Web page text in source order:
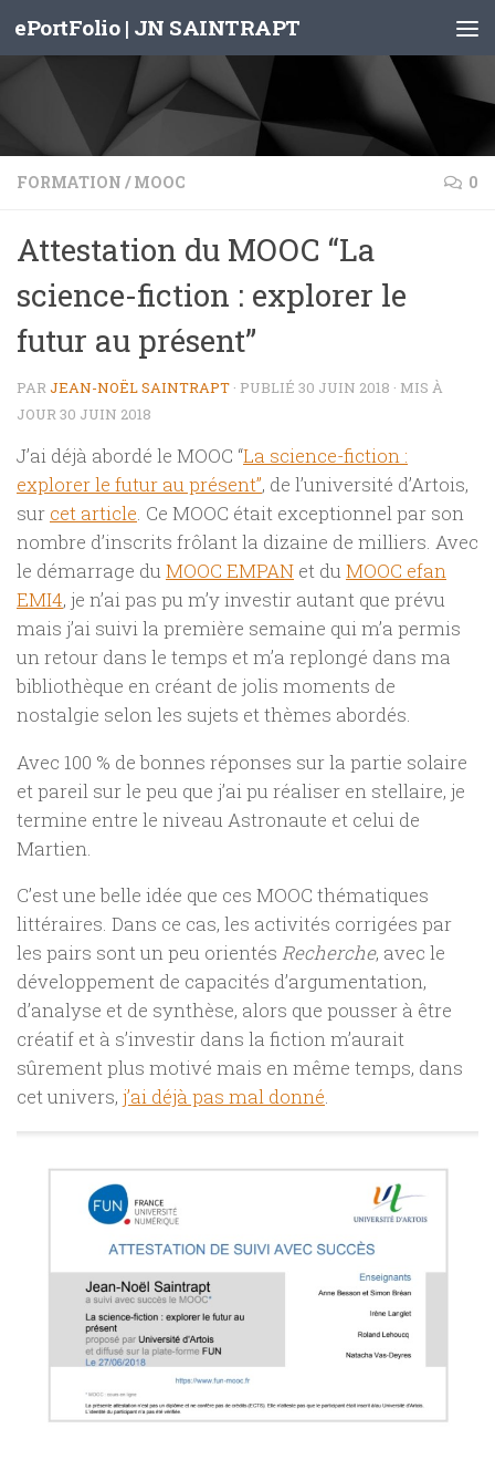
Skip to content
ePortFolio | JN SAINTRAPT
FORMATION / MOOC 0
Attestation du MOOC “La
science-fiction : explorer le
futur au présent”
PARJEAN-NOËL SAINTRAPT · PUBLIÉ 30 JUIN 2018 · MIS À
JOUR30 JUIN 2018
J’ai déjà abordé le MOOC “La science-fiction :
explorer le futur au présent”, de l’université d’Artois,
sur cet article. Ce MOOC était exceptionnel par son
nombre d’inscrits frôlant la dizaine de milliers. Avec
le démarrage du MOOC EMPAN et du MOOC efan
EMI4, je n’ai pas pu m’y investir autant que prévu
mais j’ai suivi la première semaine qui m’a permis
un retour dans le temps et m’a replongé dans ma
bibliothèque en créant de jolis moments de
nostalgie selon les sujets et thèmes abordés.
Avec 100 % de bonnes réponses sur la partie solaire
et pareil sur le peu que j’ai pu réaliser en stellaire, je
termine entre le niveau Astronaute et celui de
Martien.
C’est une belle idée que ces MOOC thématiques
littéraires. Dans ce cas, les activités corrigées par
les pairs sont un peu orientés Recherche, avec le
développement de capacités d’argumentation,
d’analyse et de synthèse, alors que pousser à être
créatif et à s’investir dans la fiction m’aurait
sûrement plus motivé mais en même temps, dans
cet univers, j’ai déjà pas mal donné.